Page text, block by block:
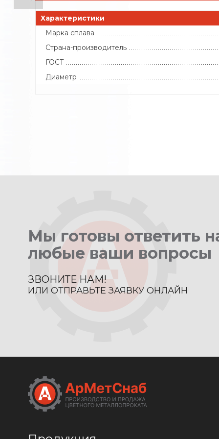
Характеристики
Марка сплава
Страна-производитель
ГОСТ
Диаметр
Мы готовы ответить
любые ваши вопросы
ЗВОНИТЕ НАМ!
ИЛИ ОТПРАВЬТЕ ЗАЯВКУ ОНЛАЙН